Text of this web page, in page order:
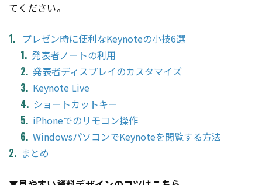
てください。
プレゼン時に便利なKeynoteの小技6選
発表者ノートの利用
発表者ディスプレイのカスタマイズ
Keynote Live
ショートカットキー
iPhoneでのリモコン操作
WindowsパソコンでKeynoteを閲覧する方法
まとめ